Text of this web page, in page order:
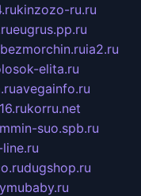
kinzozo-ru.ru
eugrus.pp.ru
bezmorchin.ruia2.ru
elita.ru
avegainfo.ru
korru.net
suo.spb.ru
dugshop.ru